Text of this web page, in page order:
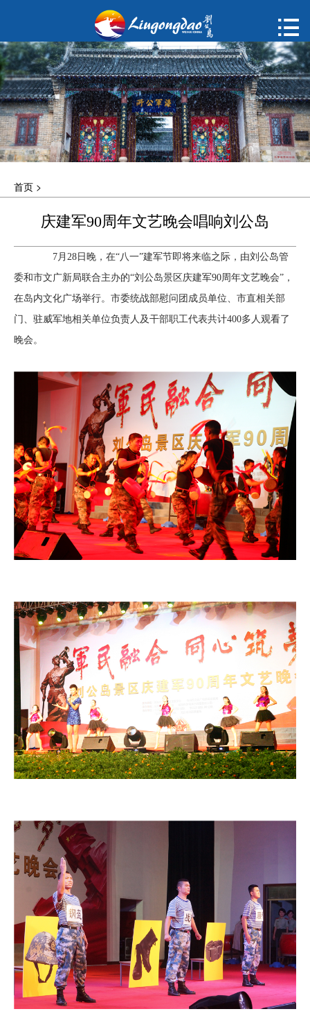
购票
概况
动态
指南
建议
한국어

首页 >
庆建军90周年文艺晚会唱响刘公岛
7月28日晚，在“八一”建军节即将来临之际，由刘公岛管
委和市文广新局联合主办的“刘公岛景区庆建军90周年文艺晚会”，
在岛内文化广场举行。市委统战部慰问团成员单位、市直相关部
门、驻威军地相关单位负责人及干部职工代表共计400多人观看了
晚会。